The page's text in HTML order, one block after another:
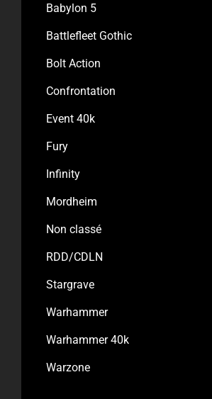
Babylon 5
Battlefleet Gothic
Bolt Action
Confrontation
Event 40k
Fury
Infinity
Mordheim
Non classé
RDD/CDLN
Stargrave
Warhammer
Warhammer 40k
Warzone